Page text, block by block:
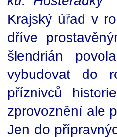
Krajský úřad v
dříve
šlendrián
vybudovat do
příznivců
zprovoznění ale
Jen do